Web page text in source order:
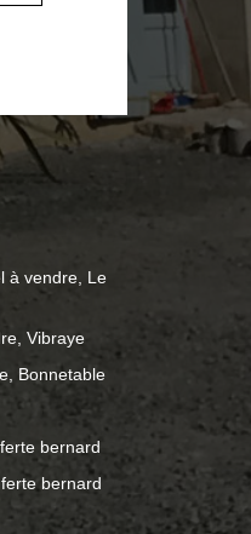
à vendre, Le
Vibraye
Bonnetable
bernard
bernard